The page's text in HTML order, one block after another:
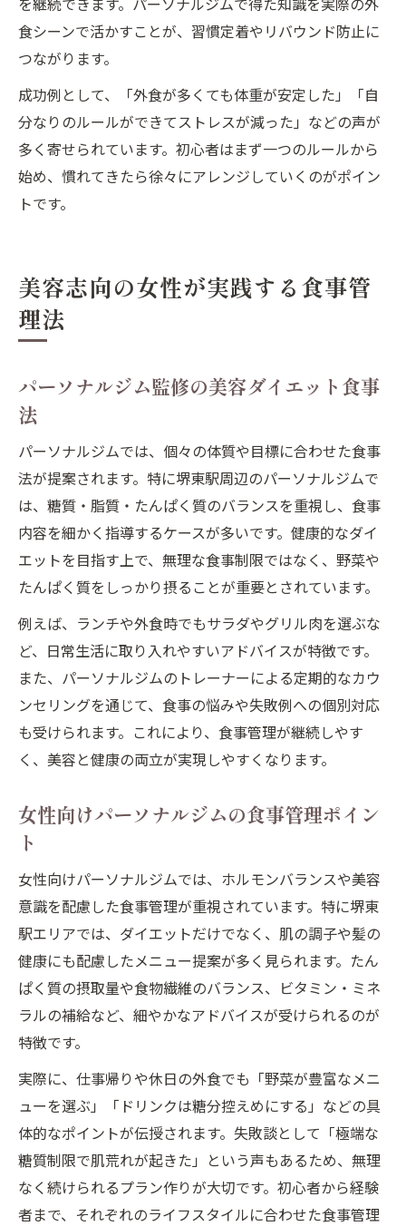
食シーンで活かすことが、習慣定着やリバウンド防止に
つながります。
成功例として、「外食が多くても体重が安定した」「自
分なりのルールができてストレスが減った」などの声が
多く寄せられています。初心者はまず一つのルールから
始め、慣れてきたら徐々にアレンジしていくのがポイン
トです。
美容志向の女性が実践する食事管
理法
パーソナルジム監修の美容ダイエット食事
法
パーソナルジムでは、個々の体質や目標に合わせた食事
法が提案されます。特に堺東駅周辺のパーソナルジムで
は、糖質・脂質・たんぱく質のバランスを重視し、食事
内容を細かく指導するケースが多いです。健康的なダイ
エットを目指す上で、無理な食事制限ではなく、野菜や
たんぱく質をしっかり摂ることが重要とされています。
例えば、ランチや外食時でもサラダやグリル肉を選ぶな
ど、日常生活に取り入れやすいアドバイスが特徴です。
また、パーソナルジムのトレーナーによる定期的なカウ
ンセリングを通じて、食事の悩みや失敗例への個別対応
も受けられます。これにより、食事管理が継続しやす
く、美容と健康の両立が実現しやすくなります。
女性向けパーソナルジムの食事管理ポイン
ト
女性向けパーソナルジムでは、ホルモンバランスや美容
意識を配慮した食事管理が重視されています。特に堺東
駅エリアでは、ダイエットだけでなく、肌の調子や髪の
健康にも配慮したメニュー提案が多く見られます。たん
ぱく質の摂取量や食物繊維のバランス、ビタミン・ミネ
ラルの補給など、細やかなアドバイスが受けられるのが
特徴です。
実際に、仕事帰りや休日の外食でも「野菜が豊富なメニ
ューを選ぶ」「ドリンクは糖分控えめにする」などの具
体的なポイントが伝授されます。失敗談として「極端な
糖質制限で肌荒れが起きた」という声もあるため、無理
なく続けられるプラン作りが大切です。初心者から経験
者まで、それぞれのライフスタイルに合わせた食事管理